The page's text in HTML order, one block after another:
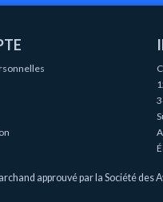
approuvé par la Société des